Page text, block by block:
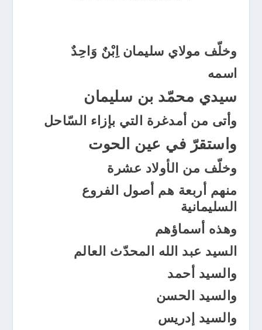
وخلّف مولاي سليمان اِبْنٌ وَاحِدٌ
اسمه
سيدي محمّد بن سليمان
وأتى من أمدغرة التي بإزاء السّاحل
واستقرّ في عين الحوت
وخلّف من الأولاد عشرة
منهم أربعة هم أصول الفروع
السليمانية
وهذه أسماؤهم
السيد عبد الله المحدّث العالم
والسيد أحمد
والسيد الحسن
والسيد إدريس